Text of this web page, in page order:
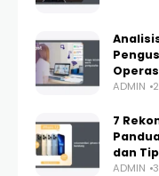
ADMIN
7
dan
ADMIN